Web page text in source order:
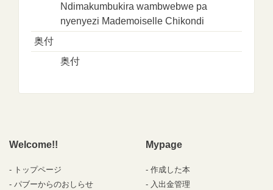
Ndimakumbukira wambwebwe pa
nyenyezi Mademoiselle Chikondi
奥付
奥付
Welcome!!
トップページ
パブーからのおしらせ
Mypage
作成した本
入出金管理